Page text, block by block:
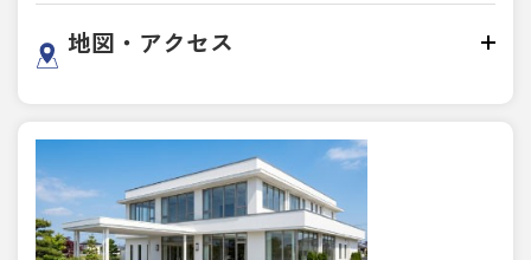
地図・アクセス